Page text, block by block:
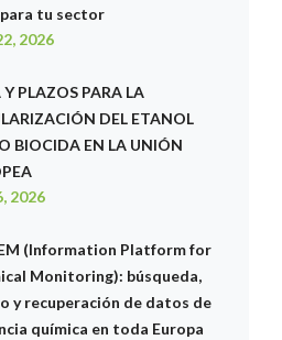
tu sector
2026
Y PLAZOS PARA LA
DEL ETANOL
BIOCIDA EN LA UNIÓN
2026
(Information Platform for
Monitoring): búsqueda,
y recuperación de datos de
química en toda Europa